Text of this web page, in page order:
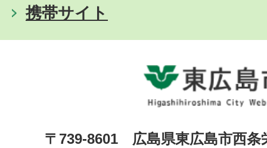
携帯サイト
〒739-8601 広島県東広島市西